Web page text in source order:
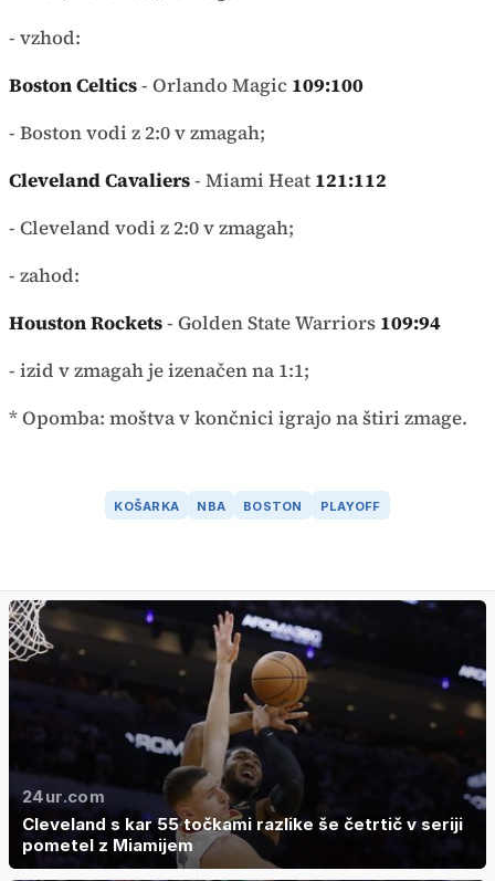
- vzhod:
Boston Celtics- Orlando Magic 109:100
- Boston vodi z 2:0 v zmagah;
Cleveland Cavaliers- Miami Heat 121:112
- Cleveland vodi z 2:0 v zmagah;
- zahod:
Houston Rockets- Golden State Warriors 109:94
- izid v zmagah je izenačen na 1:1;
* Opomba: moštva v končnici igrajo na štiri zmage.
KOŠARKA NBA BOSTON PLAYOFF
24ur.com
Cleveland s kar 55 točkami razlike še četrtič v seriji
pometel z Miamijem